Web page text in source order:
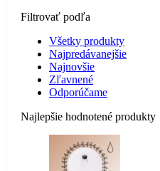
Filtrovať podľa
Všetky produkty
Najpredávanejšie
Najnovšie
Zľavnené
Odporúčame
Najlepšie hodnotené produkty